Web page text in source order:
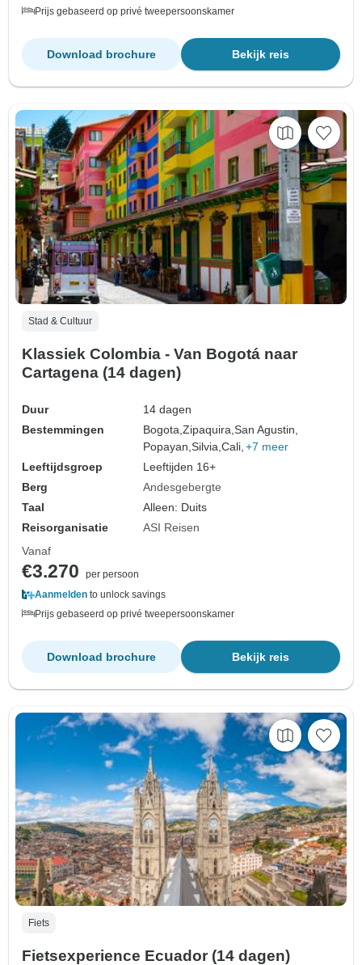
Prijs gebaseerd op privé tweepersoonskamer
Bekijk reis
Download brochure
Stad & Cultuur
Klassiek Colombia - Van Bogotá naar
Cartagena (14 dagen)
Duur
14 dagen
Bestemmingen
Bogota,Zipaquira,San Agustin,
Popayan,Silvia,Cali, +7 meer
Leeftijdsgroep
Leeftijden 16+
Berg
Andesgebergte
Taal
Alleen: Duits
Reisorganisatie
ASI Reisen
Vanaf
€3.270
per persoon
Aanmelden to unlock savings
Prijs gebaseerd op privé tweepersoonskamer
Bekijk reis
Download brochure
Fiets
Fietsexperience Ecuador (14 dagen)